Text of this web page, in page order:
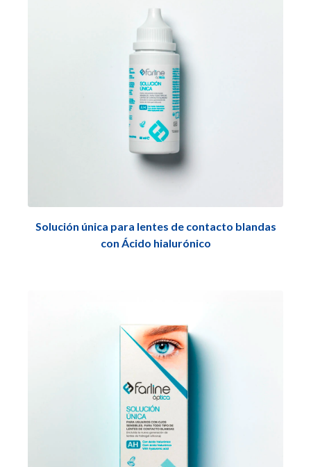
Solución única para lentes de contacto blandas
con Ácido hialurónico